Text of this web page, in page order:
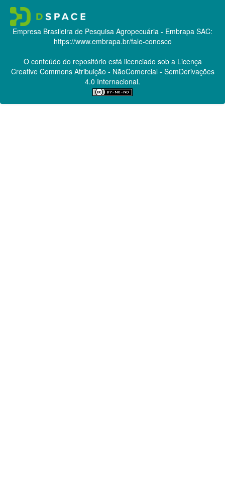
Empresa Brasileira de Pesquisa Agropecuária - Embrapa SAC:
https://www.embrapa.br/fale-conosco
O conteúdo do repositório está licenciado sob a Licença
Creative CommonsAtribuição - NãoComercial - SemDerivações
4.0 Internacional.